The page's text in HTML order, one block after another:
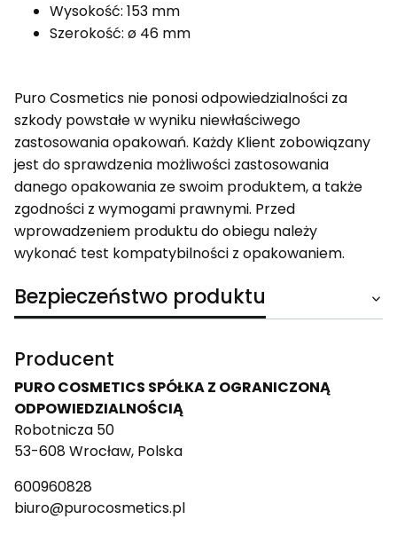
Wysokość: 153 mm
Szerokość: ø 46 mm
Puro Cosmetics nie ponosi odpowiedzialności za
szkody powstałe w wyniku niewłaściwego
zastosowania opakowań. Każdy Klient zobowiązany
jest do sprawdzenia możliwości zastosowania
danego opakowania ze swoim produktem, a także
zgodności z wymogami prawnymi. Przed
wprowadzeniem produktu do obiegu należy
wykonać test kompatybilności z opakowaniem.
Bezpieczeństwo produktu
Producent
PURO COSMETICS SPÓŁKA Z OGRANICZONĄ
ODPOWIEDZIALNOŚCIĄ
Robotnicza 50
53-608 Wrocław, Polska
600960828
biuro@purocosmetics.pl